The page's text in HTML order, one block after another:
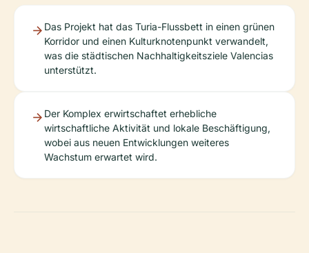
Das Projekt hat das Turia-Flussbett in einen grünen
Korridor und einen Kulturknotenpunkt verwandelt,
was die städtischen Nachhaltigkeitsziele Valencias
unterstützt.
Der Komplex erwirtschaftet erhebliche
wirtschaftliche Aktivität und lokale Beschäftigung,
wobei aus neuen Entwicklungen weiteres
Wachstum erwartet wird.